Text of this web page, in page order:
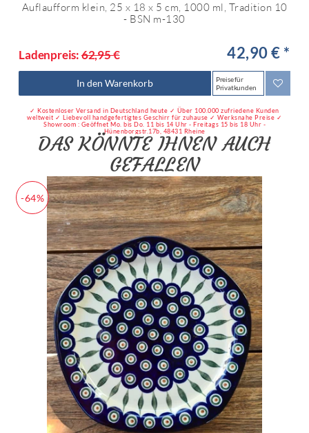
Auflaufform klein, 25 x 18 x 5 cm, 1000 ml, Tradition 10
- BSN m-130
Ladenpreis:62,95 € 42,90 € *
In den Warenkorb
Preise für
Privatkunden
✓ Kostenloser Versand in Deutschland heute ✓ Über 100.000 zufriedene Kunden
weltweit ✓ Liebevoll handgefertigtes Geschirr für zuhause ✓ Werksnahe Preise ✓
Showroom : Geöffnet Mo. bis Do. 11 bis 14 Uhr - Freitags 15 bis 18 Uhr -
Hünenborgstr.17b, 48431 Rheine
DAS KÖNNTE IHNEN AUCH
GEFALLEN
-64%